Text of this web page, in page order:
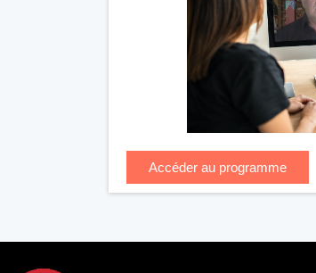
Accéder au programme